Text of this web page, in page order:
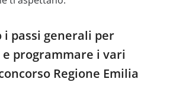
i passi generali per
programmare i vari
Regione Emilia